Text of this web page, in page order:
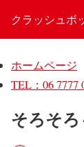
クラッシュボ
ホームページ
TEL：06 7777
そろそろ